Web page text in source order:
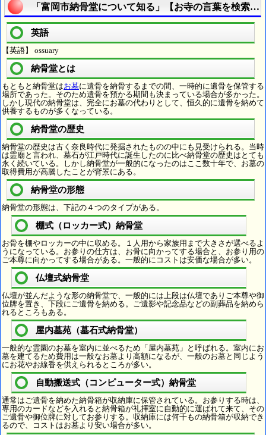
「富岡市納骨堂について知る」【お寺の言葉を検索す
英語
【英語】 ossuary
納骨堂とは
もともと納骨堂はお墓に遺骨を納骨するまでの間、一時的に遺骨を保管する
場所であった。そのため遺骨を預かる期間も決まっている場合が多かった。
しかし現代の納骨堂は、完全にお墓の代わりとして、恒久的に遺骨を納めて
供養するものが多くなっている。
納骨堂の歴史
納骨堂の歴史は古く奈良時代に発掘されたものの中にも見受けられる。当時
は霊廟と言われ、墓石が江戸時代に誕生したのに比べ納骨堂の歴史はとても
永く続いている。しかし納骨堂が一般的になったのはここ数十年で、お墓の
取得費用が高騰したことが背景にある。
納骨堂の形態
納骨堂の形態は、下記の４つのタイプがある。
棚式（ロッカー式）納骨堂
お骨を棚やロッカーの中に収める。１人用から家族用まで大きさが選べるよ
うになっている。お参りの仕方は、お骨に向かってする場合と、お参り用の
ご本尊に向かってする場合がある。一般的にコストは安価な場合が多い。
仏壇式納骨堂
仏壇が並んだような形の納骨堂で、一般的には上段は仏壇でありご本尊や御
位牌を置き、下段にご遺骨を納める。ご遺影や記念品などの副葬品を納めら
れるところもある。
屋内墓苑（墓石式納骨堂）
一般的な霊園のお墓を室内に並べるため「屋内墓苑」と呼ばれる。室内にお
墓を建てるため費用は一般なお墓より高額になるが、一般のお墓と同じよう
にお花やお線香を供えられるところが多い。
自動搬送式（コンピューター式）納骨堂
通常はご遺骨を納めた納骨箱が収納庫に保管されている。お参りする時は、
専用のカードなどを入れると納骨箱が礼拝室に自動的に運ばれて来て、その
ご遺骨や御位牌に対してお参りする。収納庫には何千もの納骨箱が収納でき
るので、コストはお墓より安い場合が多い。